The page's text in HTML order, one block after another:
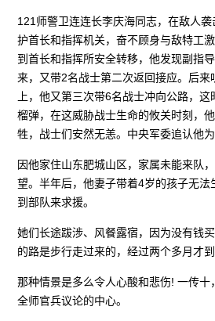
121师警卫连连长李庆海同志，在敌人
护首长和指挥机关，奋不顾身与敌特工
到首长和指挥所安全转移，他发现副指
来，又带2名战士第二次返回接应。后来
上，他又第三次带6名战士冲向公路，
榴弹，在这威胁战士生命的攸关时刻，
牲，战士们安然无恙。中央军委追认他为
因他家住山东肥城山区，家属未能来队
望。半年后，他妻子带着4岁的孩子无
到部队来求援。
她们长途跋涉、风餐露宿，因为没有钱
的路是步行走过来的，经过两个多月才到
那种情景是多么令人心酸和悲伤! 一传十
全师官兵议论的中心。